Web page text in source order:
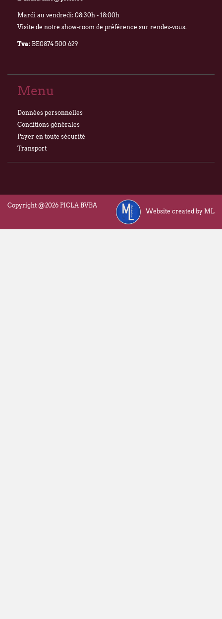
Mardi au vendredi: 08:30h - 18:00h
Visite de notre show-room de préférence sur rendez-vous.
Tva: BE0874 500 629
Menu
Données personnelles
Conditions générales
Payer en toute sécurité
Transport
Copyright @2026 PICLA BVBA
Website created by ML